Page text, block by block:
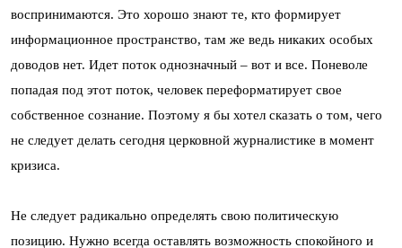
воспринимаются. Это хорошо знают те, кто формирует
информационное пространство, там же ведь никаких особых
доводов нет. Идет поток однозначный – вот и все. Поневоле
попадая под этот поток, человек переформатирует свое
собственное сознание. Поэтому я бы хотел сказать о том, чего
не следует делать сегодня церковной журналистике в момент
кризиса.
Не следует радикально определять свою политическую
позицию. Нужно всегда оставлять возможность спокойного и